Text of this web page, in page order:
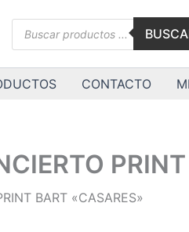
Búsqueda
CONTACTO
BART «CASARES»